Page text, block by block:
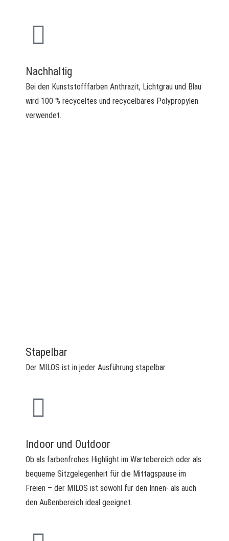
Nachhaltig
Bei den Kunststofffarben Anthrazit, Lichtgrau und Blau
wird 100 % recyceltes und recycelbares Polypropylen
verwendet.
Stapelbar
Der MILOS ist in jeder Ausführung stapelbar.
Indoor und Outdoor
Ob als farbenfrohes Highlight im Wartebereich oder als
bequeme Sitzgelegenheit für die Mittagspause im
Freien – der MILOS ist sowohl für den Innen- als auch
den Außenbereich ideal geeignet.